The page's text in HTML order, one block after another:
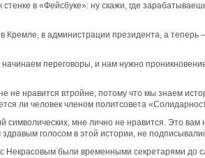
в «Фейсбуке»: ну скажи, где
Кремле, в администрации президента, а
переговоры, и нам нужно
нравится втройне, потому что мы знаем
ли человек членом политсовета
мне лично не нравится. Это
голосом в этой истории, не
Некрасовым были временными секретарями